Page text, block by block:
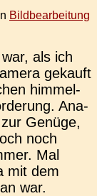
In Bildbearbeitung
als ich
gekauft
him­mel­
Ana­
Genüge,
noch
Mal
mit dem
war.